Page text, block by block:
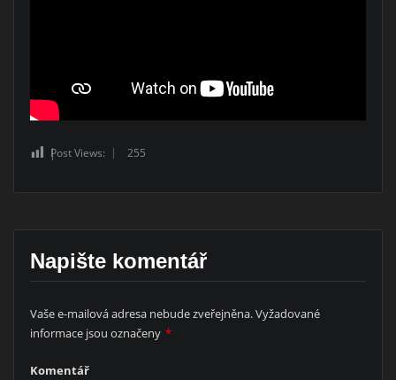
Post Views: 255
Napište komentář
Vaše e-mailová adresa nebude zveřejněna.Vyžadované
informace jsou označeny *
Komentář